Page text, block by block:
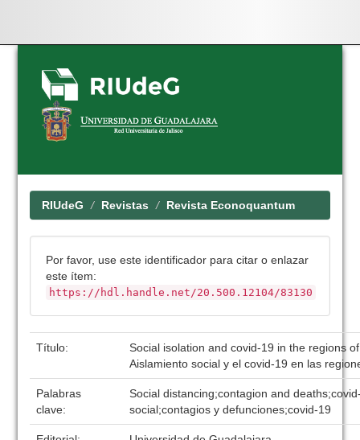
Skip
navigation
RIUdeG Revistas Revista Econoquantum
Por favor, use este identificador para citar o enlazar
este ítem:
https://hdl.handle.net/20.500.12104/83130
Título:
Social isolation and covid-19 in the regions
Aislamiento social y el covid-19 en las
Palabras
clave:
Social distancing;contagion and
social;contagios y defunciones;covid-19